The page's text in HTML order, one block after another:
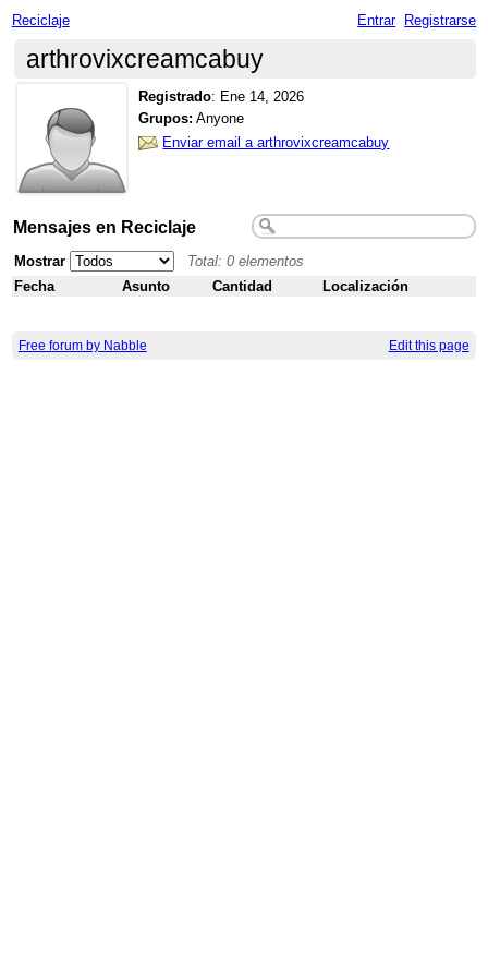
Reciclaje Entrar Registrarse
arthrovixcreamcabuy
Registrado: Ene 14, 2026
Grupos: Anyone
Enviar email a arthrovixcreamcabuy
Mensajes en Reciclaje
Mostrar
Total: 0 elementos
Fecha
Asunto Cantidad Localización
Free forum by Nabble Edit this page